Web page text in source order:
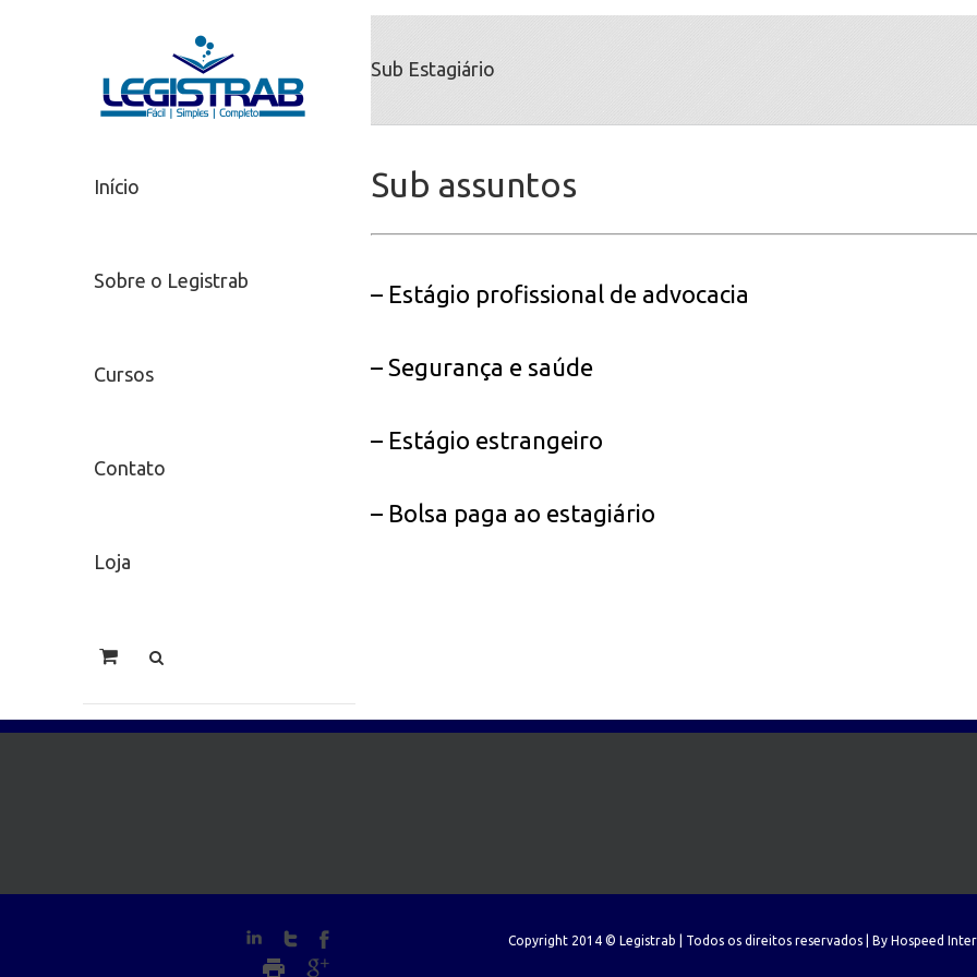
Início
Sobre o Legistrab
Cursos
Contato
Loja
Sub Estagiário
Sub assuntos
– Estágio profissional de advocacia
– Segurança e saúde
– Estágio estrangeiro
– Bolsa paga ao estagiário
Copyright 2014 © Legistrab | Todos os direitos reservados | By Hospeed